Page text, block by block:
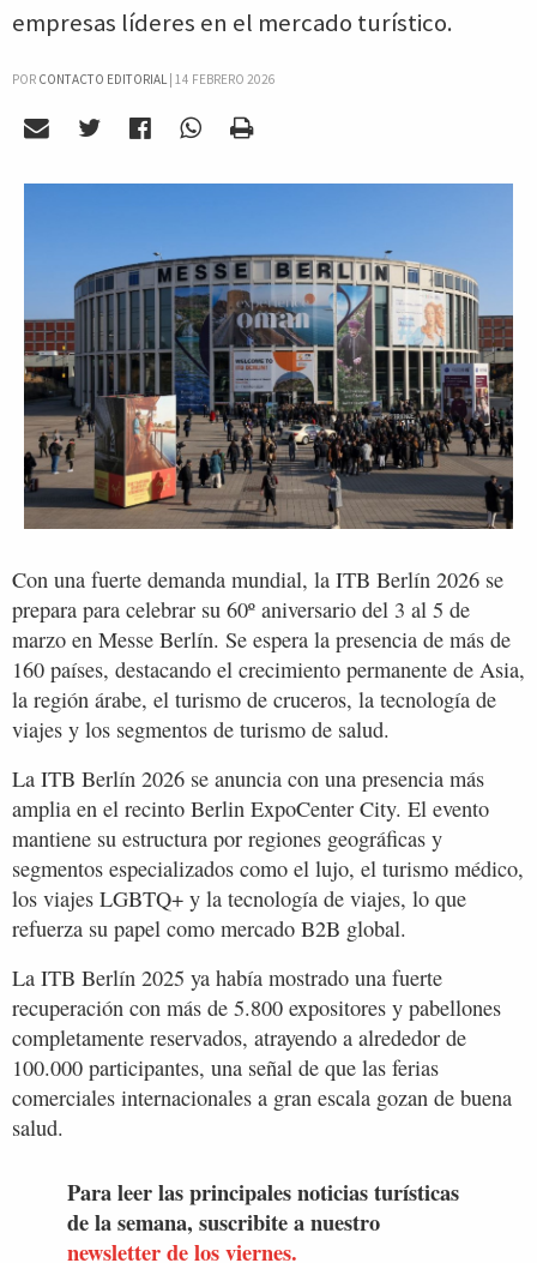
empresas líderes en el mercado turístico.
POR CONTACTO EDITORIAL| 14 FEBRERO 2026
Con una fuerte demanda mundial, la ITB Berlín 2026 se
prepara para celebrar su 60º aniversario del 3 al 5 de
marzo en Messe Berlín. Se espera la presencia de más de
160 países, destacando el crecimiento permanente de Asia,
la región árabe, el turismo de cruceros, la tecnología de
viajes y los segmentos de turismo de salud.
La ITB Berlín 2026 se anuncia con una presencia más
amplia en el recinto Berlin ExpoCenter City. El evento
mantiene su estructura por regiones geográficas y
segmentos especializados como el lujo, el turismo médico,
los viajes LGBTQ+ y la tecnología de viajes, lo que
refuerza su papel como mercado B2B global.
La ITB Berlín 2025 ya había mostrado una fuerte
recuperación con más de 5.800 expositores y pabellones
completamente reservados, atrayendo a alrededor de
100.000 participantes, una señal de que las ferias
comerciales internacionales a gran escala gozan de buena
salud.
Para leer las principales noticias turísticas
de la semana, suscribite a nuestro
newsletter de los viernes.